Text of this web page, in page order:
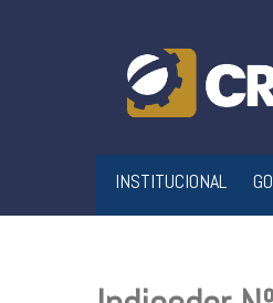
INSTITUCIONAL